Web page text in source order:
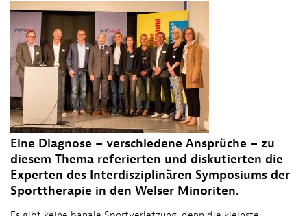
Eine Diagnose – verschiedene Ansprüche – zu
diesem Thema referierten und diskutierten die
Experten des Interdisziplinären Symposiums der
Sporttherapie in den Welser Minoriten.